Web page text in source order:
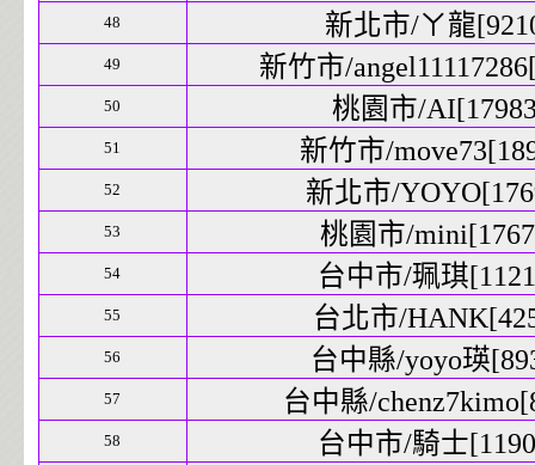
48 新北市/ㄚ龍
49 新竹市/
50 桃園市/
51 新竹市/
52 新北市/
53 桃園市/
54 台中市/珮琪
55 台北市/
56 台中縣/yoyo瑛
57 台中縣/
58 台中市/騎士